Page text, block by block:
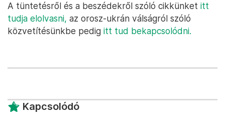
A tüntetésről és a beszédekről szóló cikkünket itt
tudja elolvasni, az orosz-ukrán válságról szóló
közvetítésünkbe pedig itt tud bekapcsolódni.
Kapcsolódó